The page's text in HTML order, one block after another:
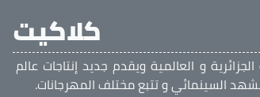
كلاكيت
و العالمية ويقدم جديد إنتاجات عالم
السينمائي و تتبع مختلف المهرجانات.